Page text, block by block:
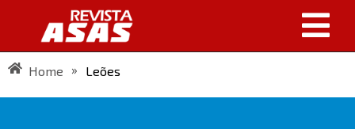
Home » Leões